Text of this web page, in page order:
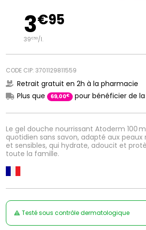
Le gel douche nourrissant Atoderm 100
quotidien sans savon, adapté aux peaux
et sensibles, qui hydrate, adoucit et
toute la famille.
3€95
39€50/l.
CODE CIP: 3701129811559
Retrait gratuit en 2h à la pharmacie
Plus que
69,00€ pour bénéficier de
Testé sous contrôle dermatologique